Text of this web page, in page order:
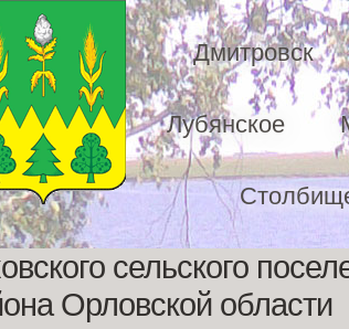
Дмитровск
Лубянское
сельского
Орловской области